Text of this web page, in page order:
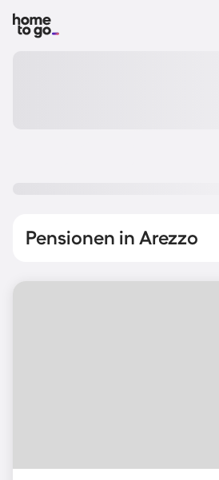
Pensionen in Arezzo